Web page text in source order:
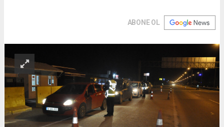
ABONE OL